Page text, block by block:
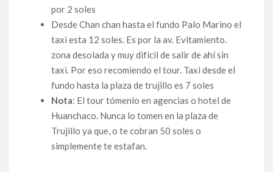
por 2 soles
Desde Chan chan hasta el fundo Palo Marino el
taxi esta 12 soles. Es por la av. Evitamiento.
zona desolada y muy difícil de salir de ahí sin
taxi. Por eso recomiendo el tour. Taxi desde el
fundo hasta la plaza de trujillo es 7 soles
Nota: El tour tómenlo en agencias o hotel de
Huanchaco. Nunca lo tomen en la plaza de
Trujillo ya que, o te cobran 50 soles o
simplemente te estafan.